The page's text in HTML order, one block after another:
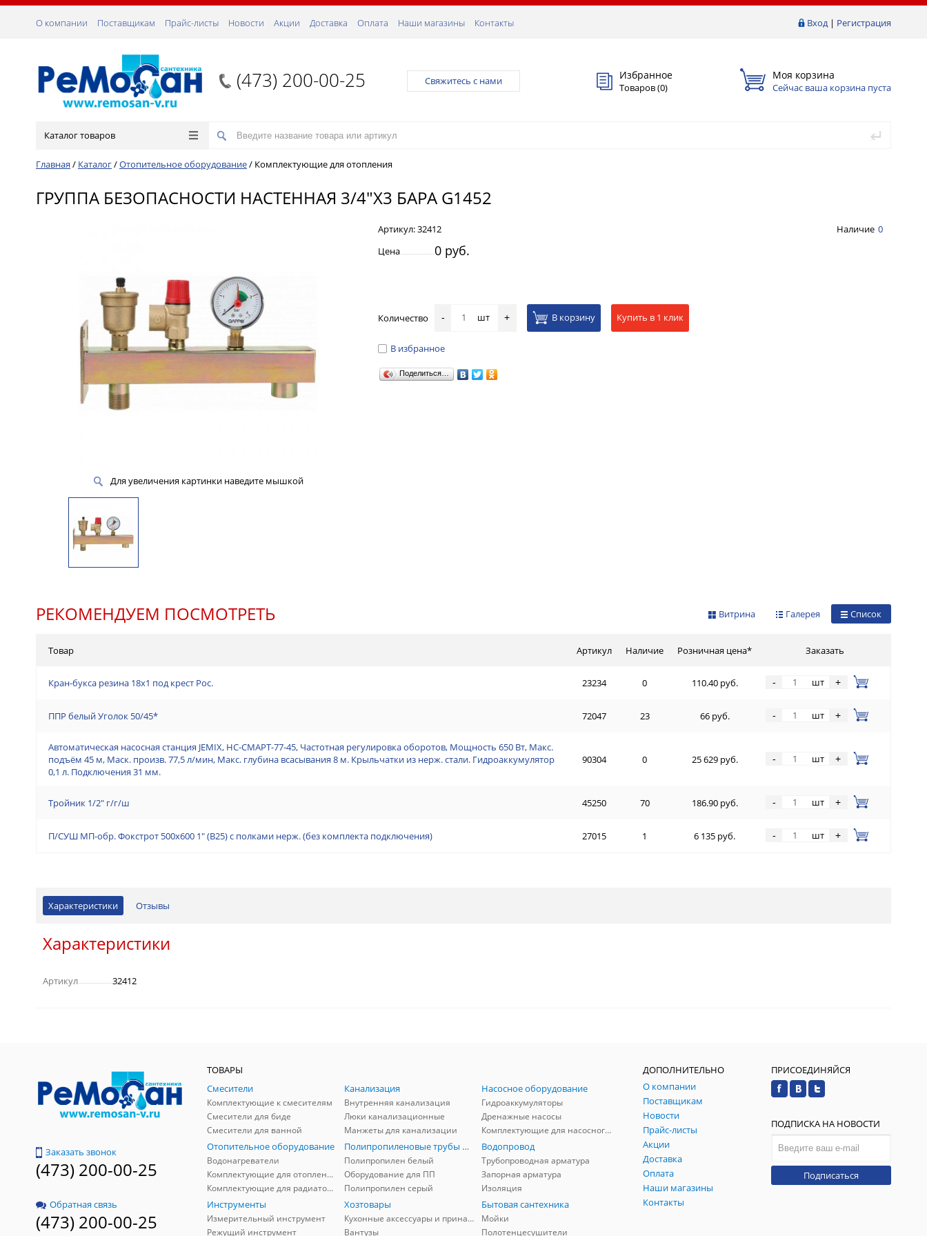
Вход| Регистрация
О компании Поставщикам Прайс-листы Новости Акции Доставка Оплата Наши магазины Контакты
(473) 200-00-25 Свяжитесь с нами Избранное
Товаров (0)
Моя корзина
Сейчас ваша корзина пуста
Каталог товаров
Главная / Каталог/Отопительное оборудование/ Комплектующие для отопления
ГРУППА БЕЗОПАСНОСТИ НАСТЕННАЯ 3/4"Х3 БАРА G1452
Для увеличения картинки наведите мышкой
Артикул:32412 Наличие 0
Цена
0 руб.
Количество - шт + В корзину Купить в 1 клик
В избранное
Поделиться…
РЕКОМЕНДУЕМ ПОСМОТРЕТЬ Список
Галерея
Витрина
Товар Артикул Наличие Розничная цена* Заказать
Кран-букса резина 18х1 под крест Рос. 23234 0 110.40 руб. - шт +
ППР белый Уголок 50/45* 72047 23 66 руб. - шт +
Автоматическая насосная станция JEMIX, НС-СМАРТ-77-45, Частотная регулировка оборотов, Мощность 650 Вт, Макс.
подъём 45 м, Маск. произв. 77,5 л/мин, Макс. глубина всасывания 8 м. Крыльчатки из нерж. стали. Гидроаккумулятор
0,1 л. Подключения 31 мм.
90304 0 25 629 руб. - шт +
Тройник 1/2" г/г/ш 45250 70 186.90 руб. - шт +
П/СУШ МП-обр. Фокстрот 500х600 1" (В25) с полками нерж. (без комплекта подключения) 27015 1 6 135 руб. - шт +
Характеристики Отзывы
Характеристики
Артикул 32412
Заказать звонок
(473) 200-00-25
Обратная связь
(473) 200-00-25
ТОВАРЫ
Смесители
Комплектующие к смесителям
Смесители для биде
Смесители для ванной
Канализация
Внутренняя канализация
Люки канализационные
Манжеты для канализации
Насосное оборудование
Гидроаккумуляторы
Дренажные насосы
Комплектующие для насосного оборудования
Отопительное оборудование
Водонагреватели
Комплектующие для отопления
Комплектующие для радиаторов
Полипропиленовые трубы и фитинги
Полипропилен белый
Оборудование для ПП
Полипропилен серый
Водопровод
Трубопроводная арматура
Запорная арматура
Изоляция
Инструменты
Измерительный инструмент
Режущий инструмент
Хозтовары
Кухонные аксессуары и принадлежности
Вантузы
Бытовая сантехника
Мойки
Полотенцесушители
ДОПОЛНИТЕЛЬНО
О компании
Поставщикам
Новости
Прайс-листы
Акции
Доставка
Оплата
Наши магазины
Контакты
ПРИСОЕДИНЯЙСЯ
ПОДПИСКА НА НОВОСТИ
Подписаться